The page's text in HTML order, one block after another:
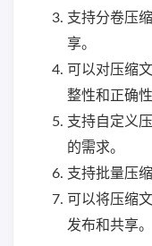
支持分卷压
享。
可以对压缩
整性和正确性
支持自定义
的需求。
支持批量压
可以将压缩
发布和共享。